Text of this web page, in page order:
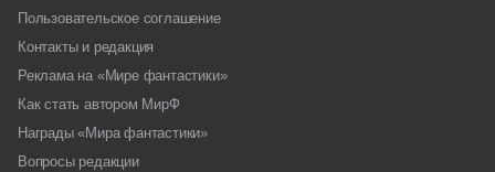
Пользовательское соглашение
Контакты и редакция
Реклама на «Мире фантастики»
Как стать автором МирФ
Награды «Мира фантастики»
Вопросы редакции